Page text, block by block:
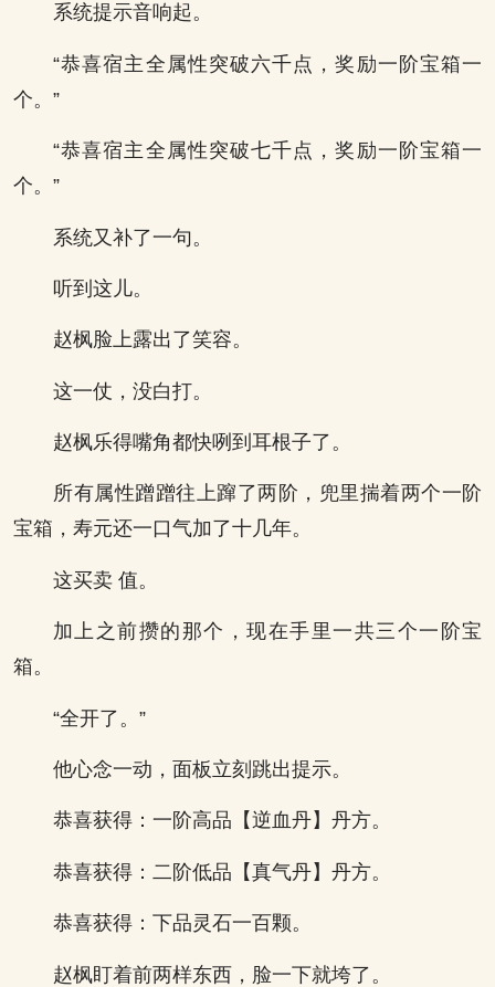
系统提示音响起。
“恭喜宿主全属性突破六千点，奖励一阶宝箱一
个。”
“恭喜宿主全属性突破七千点，奖励一阶宝箱一
个。”
系统又补了一句。
听到这儿。
赵枫脸上露出了笑容。
这一仗，没白打。
赵枫乐得嘴角都快咧到耳根子了。
所有属性蹭蹭往上蹿了两阶，兜里揣着两个一阶
宝箱，寿元还一口气加了十几年。
这买卖 值。
加上之前攒的那个，现在手里一共三个一阶宝
箱。
“全开了。”
他心念一动，面板立刻跳出提示。
恭喜获得：一阶高品【逆血丹】丹方。
恭喜获得：二阶低品【真气丹】丹方。
恭喜获得：下品灵石一百颗。
赵枫盯着前两样东西，脸一下就垮了。